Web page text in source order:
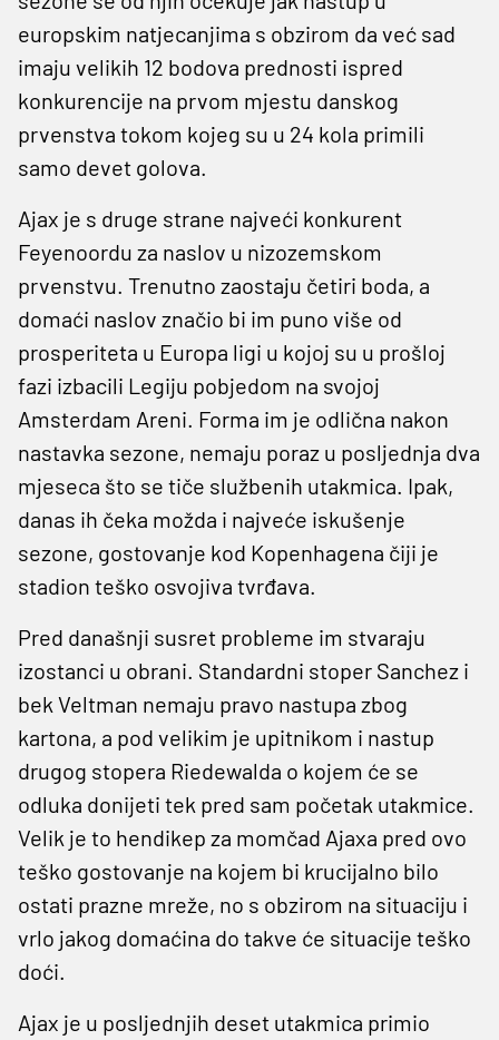
europskim natjecanjima s obzirom da već sad
imaju velikih 12 bodova prednosti ispred
konkurencije na prvom mjestu danskog
prvenstva tokom kojeg su u 24 kola primili
samo devet golova.
Ajax je s druge strane najveći konkurent
Feyenoordu za naslov u nizozemskom
prvenstvu. Trenutno zaostaju četiri boda, a
domaći naslov značio bi im puno više od
prosperiteta u Europa ligi u kojoj su u prošloj
fazi izbacili Legiju pobjedom na svojoj
Amsterdam Areni. Forma im je odlična nakon
nastavka sezone, nemaju poraz u posljednja dva
mjeseca što se tiče službenih utakmica. Ipak,
danas ih čeka možda i najveće iskušenje
sezone, gostovanje kod Kopenhagena čiji je
stadion teško osvojiva tvrđava.
Pred današnji susret probleme im stvaraju
izostanci u obrani. Standardni stoper Sanchez i
bek Veltman nemaju pravo nastupa zbog
kartona, a pod velikim je upitnikom i nastup
drugog stopera Riedewalda o kojem će se
odluka donijeti tek pred sam početak utakmice.
Velik je to hendikep za momčad Ajaxa pred ovo
teško gostovanje na kojem bi krucijalno bilo
ostati prazne mreže, no s obzirom na situaciju i
vrlo jakog domaćina do takve će situacije teško
doći.
Ajax je u posljednjih deset utakmica primio